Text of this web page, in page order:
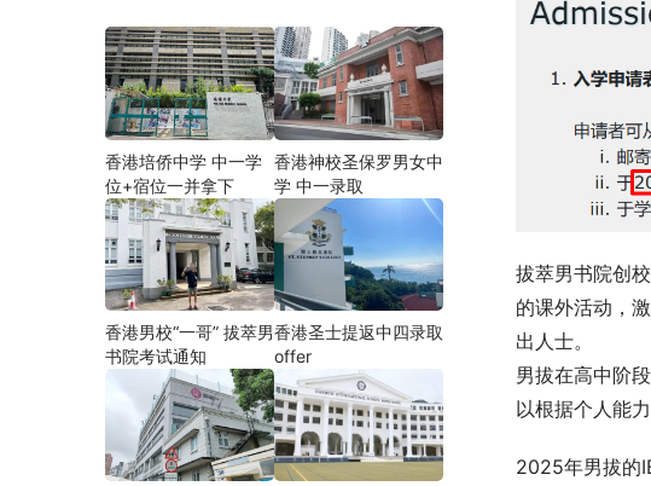
拔萃男书院创
的课外活动，
出人士。
男拔在高中阶
以根据个人能
2025年男拔的
香港培侨中学 中一学
位+宿位一并拿下
香港神校圣保罗男女中
学 中一录取
香港男校“一哥” 拔萃男
书院考试通知
香港圣士提返中四录取
offer